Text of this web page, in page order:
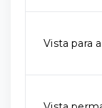
Vista para